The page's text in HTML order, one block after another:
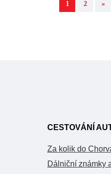
1 2 »
CESTOVÁNÍ
Za kolik do
Dálniční známky